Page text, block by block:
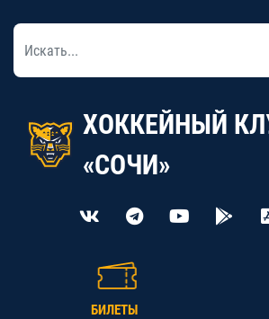
ХОККЕЙНЫЙ
«СОЧИ»
БИЛЕТЫ